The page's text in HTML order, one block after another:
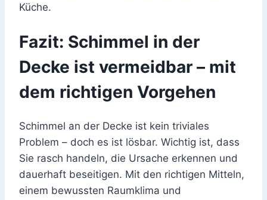
Küche.
Fazit: Schimmel in der
Decke ist vermeidbar – mit
dem richtigen Vorgehen
Schimmel an der Decke ist kein triviales
Problem – doch es ist lösbar. Wichtig ist, dass
Sie rasch handeln, die Ursache erkennen und
dauerhaft beseitigen. Mit den richtigen Mitteln,
einem bewussten Raumklima und